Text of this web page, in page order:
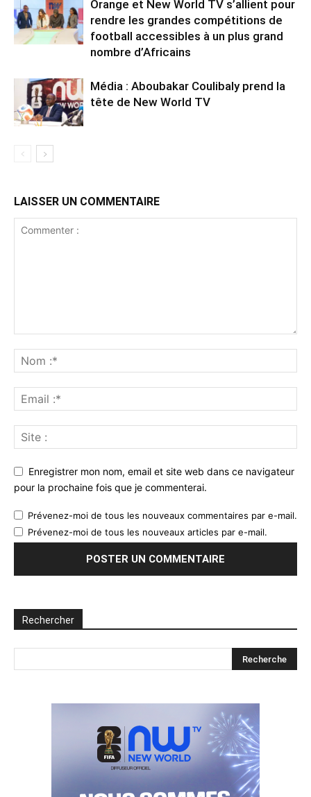
Orange et New World TV s’allient pour
rendre les grandes compétitions de
football accessibles à un plus grand
nombre d’Africains
Média : Aboubakar Coulibaly prend la
tête de New World TV
LAISSER UN COMMENTAIRE
Enregistrer mon nom, email et site web dans ce navigateur
pour la prochaine fois que je commenterai.
Prévenez-moi de tous les nouveaux commentaires par e-mail.
Prévenez-moi de tous les nouveaux articles par e-mail.
Rechercher